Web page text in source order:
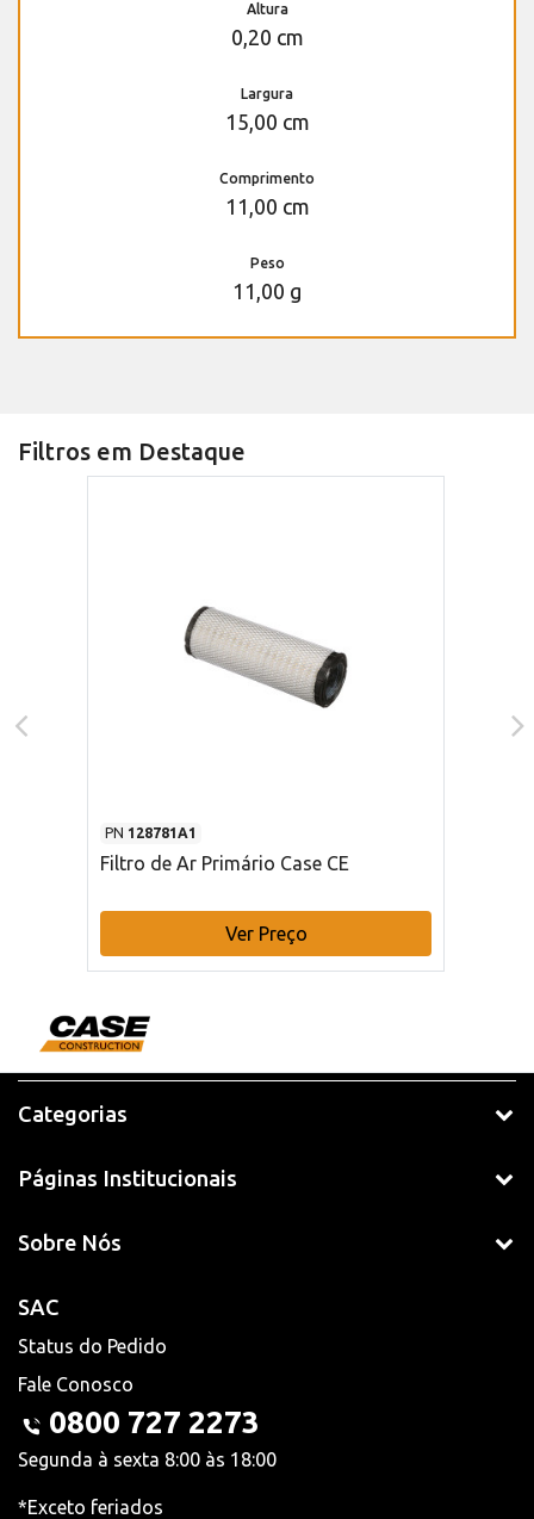
Altura
0,20 cm
Largura
15,00 cm
Comprimento
11,00 cm
Peso
11,00 g
Filtros em Destaque
PN 128781A1
Filtro de Ar Primário Case CE
Ver Preço
Categorias
Páginas Institucionais
Sobre Nós
SAC
Status do Pedido
Fale Conosco
0800 727 2273
Segunda à sexta 8:00 às 18:00
*Exceto feriados